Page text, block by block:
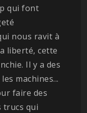
qui font
nous ravit à
liberté, cette
Il y a des
machines...
faire des
trucs qui